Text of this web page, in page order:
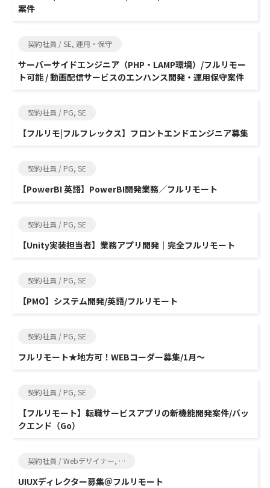
案件
契約社員 / SE, 運用・保守
サーバーサイドエンジニア（PHP・LAMP環境）/フルリモー
ト可能 / 動画配信サービスのエンハンス開発・運用保守案件
契約社員 / PG, SE
【フルリモ|フルフレックス】フロントエンドエンジニア募集
契約社員 / PG, SE
【PowerBI 英語】PowerBI開発業務／フルリモート
契約社員 / PG, SE
【Unity実装担当者】業務アプリ開発｜完全フルリモート
契約社員 / PG, SE
【PMO】システム開発/英語/フルリモート
契約社員 / PG, SE
フルリモート★地方可！WEBコーダー募集/1月～
契約社員 / PG, SE
【フルリモート】転職サービスアプリの新機能開発案件/バッ
クエンド（Go）
契約社員 / Webデザイナー, SE
UIUXディレクター募集＠フルリモート